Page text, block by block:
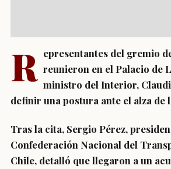
R epresentantes del gremio
reunieron en el Palacio de
ministro del Interior,
definir una postura ante el alza de
Tras la cita, Sergio Pérez,
Confederación Nacional del
Chile, detalló quellegaron a un